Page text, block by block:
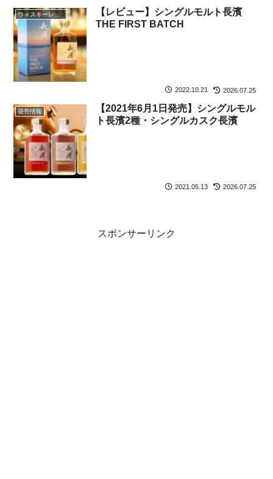
ウィスキーレビュー
【レビュー】シングルモルト長濱
THE FIRST BATCH
2022.10.21 2026.07.25
発売情報
【2021年6月1日発売】シングルモル
ト長濱2種・シングルカスク長濱
2021.05.13 2026.07.25
スポンサーリンク